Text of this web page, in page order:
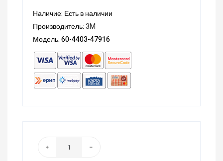
Наличие: Есть в наличии
Производитель:3M
Модель: 60-4403-47916